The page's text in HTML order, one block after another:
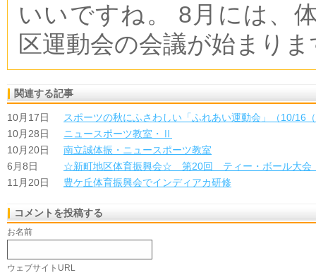
いいですね。 8月には、
区運動会の会議が始まり
関連する記事
10月17日
スポーツの秋にふさわしい「ふれあい運動会」（10/16
10月28日
ニュースポーツ教室・Ⅱ
10月20日
南立誠体振・ニュースポーツ教室
6月8日
☆新町地区体育振興会☆ 第20回 ティー・ボール大
11月20日
豊ケ丘体育振興会でインディアカ研修
コメントを投稿する
お名前
ウェブサイトURL